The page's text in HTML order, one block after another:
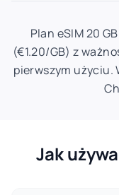
Plan eSIM 20
(€1.20/GB) z
pierwszym użyciu.
Jak